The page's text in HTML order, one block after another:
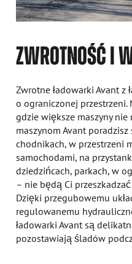
ZWROTNOŚĆ I
Zwrotne ładowarki Avant z
o ograniczonej
gdzie większe maszyny
maszynom Avant
chodnikach, w przestrzeni
samochodami, na
dziedzińcach, parkach, w
– nie będą Ci
Dzięki przegubowemu
regulowanemu
ładowarki Avant są
pozostawiają śladów